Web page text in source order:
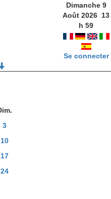
Dimanche 9
Août 2026 13
h59
Se connecter
3
10
17
24